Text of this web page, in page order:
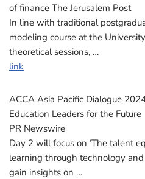
of finance The Jerusalem Post
In line with traditional
modeling course at the
theoretical sessions, …
link
ACCA Asia Pacific Dialogue
Education Leaders for the Future
PR Newswire
Day 2 will focus on ‘The talent
learning through technology
gain insights on …